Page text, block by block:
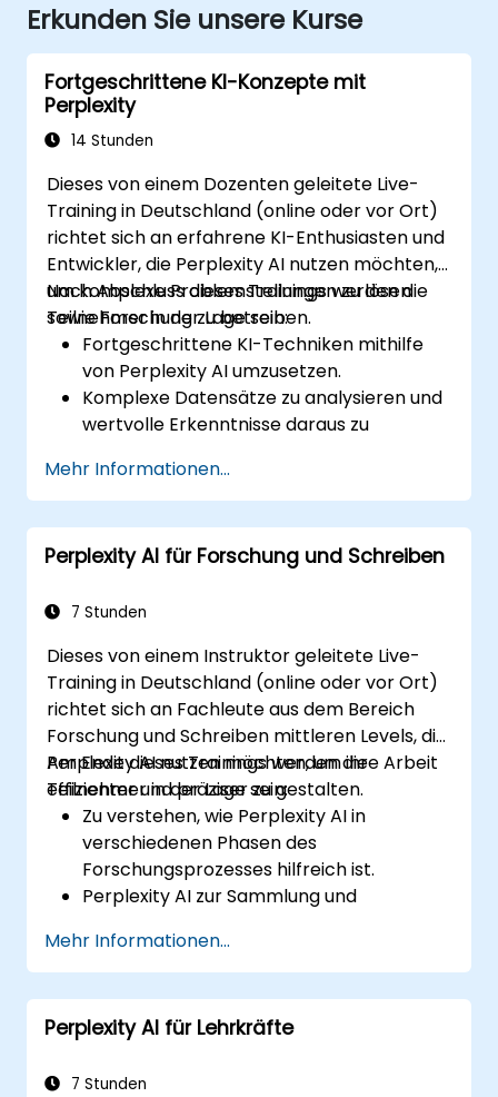
Erkunden Sie unsere Kurse
Fortgeschrittene KI-Konzepte mit
Perplexity
14 Stunden
Dieses von einem Dozenten geleitete Live-
Training in Deutschland (online oder vor Ort)
richtet sich an erfahrene KI-Enthusiasten und
Entwickler, die Perplexity AI nutzen möchten,
um komplexe Problemstellungen zu lösen
sowie Forschung zu betreiben.
Nach Abschluss dieses Trainings werden die
Teilnehmer in der Lage sein:
Fortgeschrittene KI-Techniken mithilfe
von Perplexity AI umzusetzen.
Komplexe Datensätze zu analysieren und
wertvolle Erkenntnisse daraus zu
KI-Konzepte erfolgreich auf reale
Problemstellungen anzuwenden.
Perplexity AI nahtlos in bestehende KI-
Arbeitsabläufe zu integrieren.
Mehr Informationen...
Perplexity AI für Forschung und Schreiben
7 Stunden
Dieses von einem Instruktor geleitete Live-
Training in Deutschland (online oder vor Ort)
richtet sich an Fachleute aus dem Bereich
Forschung und Schreiben mittleren Levels, die
Perplexity AI nutzen möchten, um ihre Arbeit
effizienter und präziser zu gestalten.
Am Ende dieses Trainings werden die
Teilnehmer in der Lage sein:
Zu verstehen, wie Perplexity AI in
verschiedenen Phasen des
Forschungsprozesses hilfreich ist.
Perplexity AI zur Sammlung und
einzusetzen.
Ihren Schreibprozess durch künstlich-
intelligente Einblicke und Vorschläge zu
optimieren.
beruflichen Schreibanwendungen
Mehr Informationen...
Perplexity AI für Lehrkräfte
7 Stunden